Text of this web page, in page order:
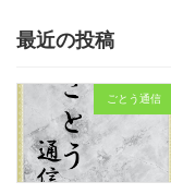
最近の投稿
ごとう通信